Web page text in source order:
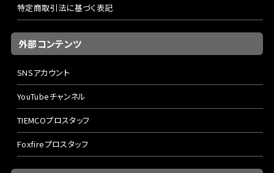
特定商取引法に基づく表記
外部コンテンツ
SNSアカウント
YouTubeチャンネル
TIEMCOプロスタッフ
Foxfireプロスタッフ